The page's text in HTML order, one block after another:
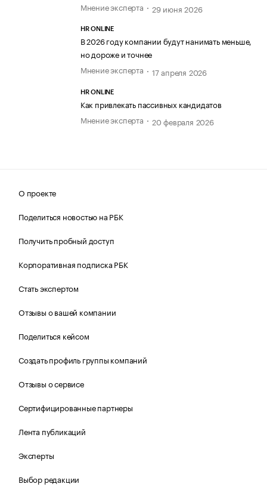
Мнение эксперта
29 июня 2026
HR ONLINE
В 2026 году компании будут нанимать меньше,
но дороже и точнее
Мнение эксперта
17 апреля 2026
HR ONLINE
Как привлекать пассивных кандидатов
Мнение эксперта
20 февраля 2026
О проекте
Поделиться новостью на РБК
Получить пробный доступ
Корпоративная подписка РБК
Стать экспертом
Отзывы о вашей компании
Поделиться кейсом
Создать профиль группы компаний
Отзывы о сервисе
Сертифицированные партнеры
Лента публикаций
Эксперты
Выбор редакции